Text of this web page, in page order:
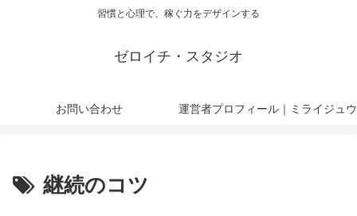
習慣と心理で、稼ぐ力をデザインする
ゼロイチ・スタジオ
お問い合わせ 運営者プロフィール｜ミライジュウ
継続のコツ